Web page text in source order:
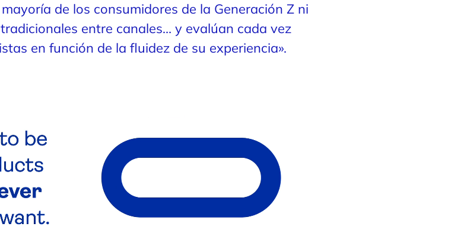
de los consumidores de la Generación Z ni
entre canales… y evalúan cada vez
en función de la fluidez de su experiencia».